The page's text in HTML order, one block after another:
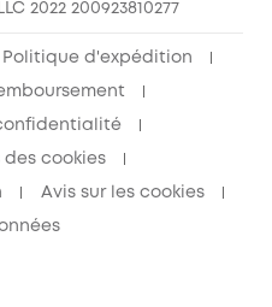
2022 200923810277
Politique d'expédition
des cookies
Avis sur les cookies